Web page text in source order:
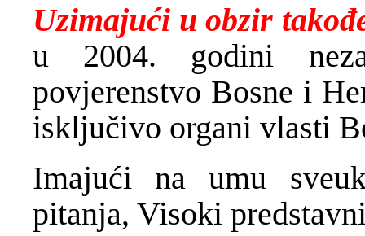
Uzimajući u obzir
u 2004. godini
povjerenstvo Bosne i
isključivo organi vlasti
Imajući na umu
pitanja, Visoki